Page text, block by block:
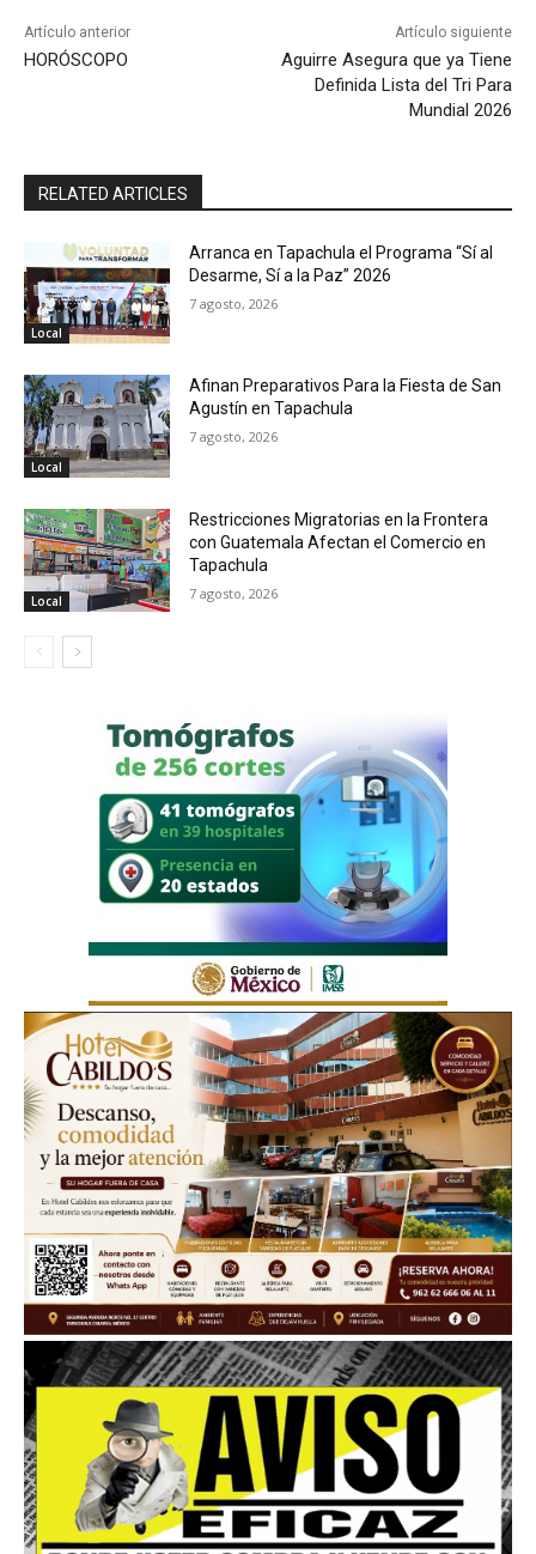
Artículo anterior
HORÓSCOPO
Artículo siguiente
Aguirre Asegura que ya Tiene
Definida Lista del Tri Para
Mundial 2026
RELATED ARTICLES
Local
Arranca en Tapachula el Programa “Sí al
Desarme, Sí a la Paz” 2026
7 agosto, 2026
Local
Afinan Preparativos Para la Fiesta de San
Agustín en Tapachula
7 agosto, 2026
Local
Restricciones Migratorias en la Frontera
con Guatemala Afectan el Comercio en
Tapachula
7 agosto, 2026